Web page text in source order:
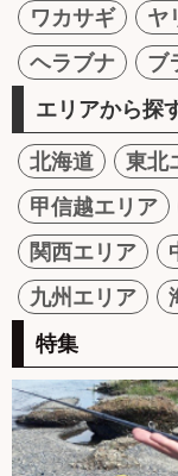
ワカサギ
ヤ
ヘラブナ
ブ
エリアから探
北海道 東北
甲信越エリア
関西エリア
九州エリア
特集